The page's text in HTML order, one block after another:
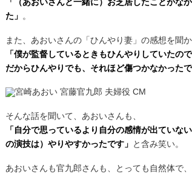
た」 。
また、あおいさんの「ひんやり妻」の感想を聞か
「僕が監督しているときもひんやりしていたの
だからひんやりでも、それほど傷つかなかったで
そんな話を聞いて、あおいさんも、
「自分で思っているより自分の感情が出ていな
の演技は）やりやすかったです」 と含み笑い。
あおいさんも官九郎さんも、とっても自然体で